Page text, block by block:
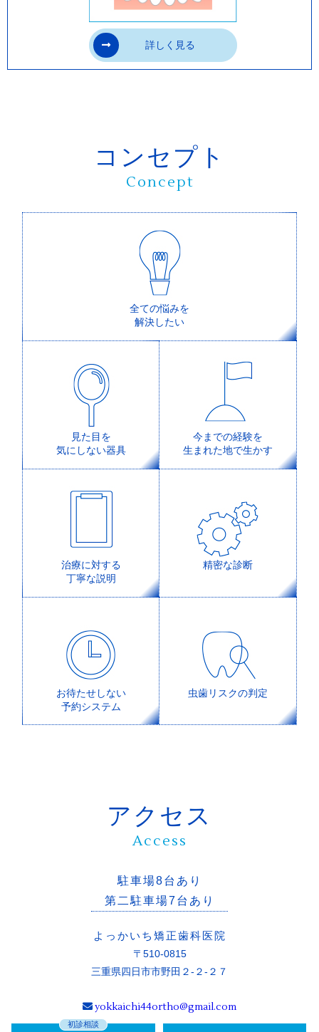
機法対象外の矯正歯科装置のため、医薬品
副作用校害教済制度の対象外になる場合が
あります。
医療機器等法（薬機法）における医療機器
および歯科技工士法上の矯正装置に該当し
・日本薬機法上の医療機器として認証・承
認を得ていない装置であるため、担当歯科
医師の全責任において治療が行われます。
詳しく見る
コンセプト
Concept
全ての悩みを
解決したい
見た目を
気にしない器具
今までの経験を
生まれた地で生かす
治療に対する
丁寧な説明
精密な診断
お待たせしない
予約システム
虫歯リスクの判定
アクセス
Access
駐車場8台あり
第二駐車場7台あり
よっかいち矯正歯科医院
〒510-0815
三重県四日市市野田２-２-２７
yokkaichi44ortho@gmail.com
初診相談